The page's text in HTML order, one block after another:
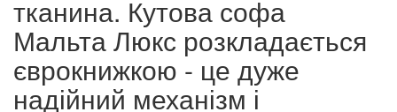
тканина. Кутова софа
Мальта Люкс розкладається
єврокнижкою - це дуже
надійний механізм і